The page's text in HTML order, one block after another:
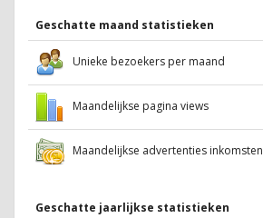
Geschatte maand statistieken
Unieke bezoekers per maand
Maandelijkse pagina views
Maandelijkse advertenties inkomsten
Geschatte jaarlijkse statistieken